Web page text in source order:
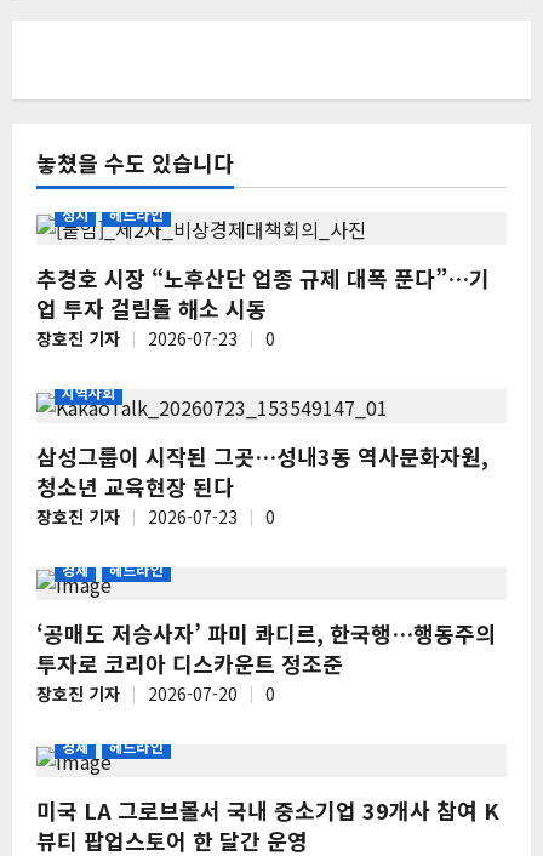
놓쳤을 수도 있습니다
정치 헤드라인
추경호 시장 “노후산단 업종 규제 대폭 푼다”…기
업 투자 걸림돌 해소 시동
장호진 기자 2026-07-23 0
지역사회
삼성그룹이 시작된 그곳…성내3동 역사문화자원,
청소년 교육현장 된다
장호진 기자 2026-07-23 0
경제 헤드라인
‘공매도 저승사자’ 파미 콰디르, 한국행…행동주의
투자로 코리아 디스카운트 정조준
장호진 기자 2026-07-20 0
경제 헤드라인
미국 LA 그로브몰서 국내 중소기업 39개사 참여 K
뷰티 팝업스토어 한 달간 운영